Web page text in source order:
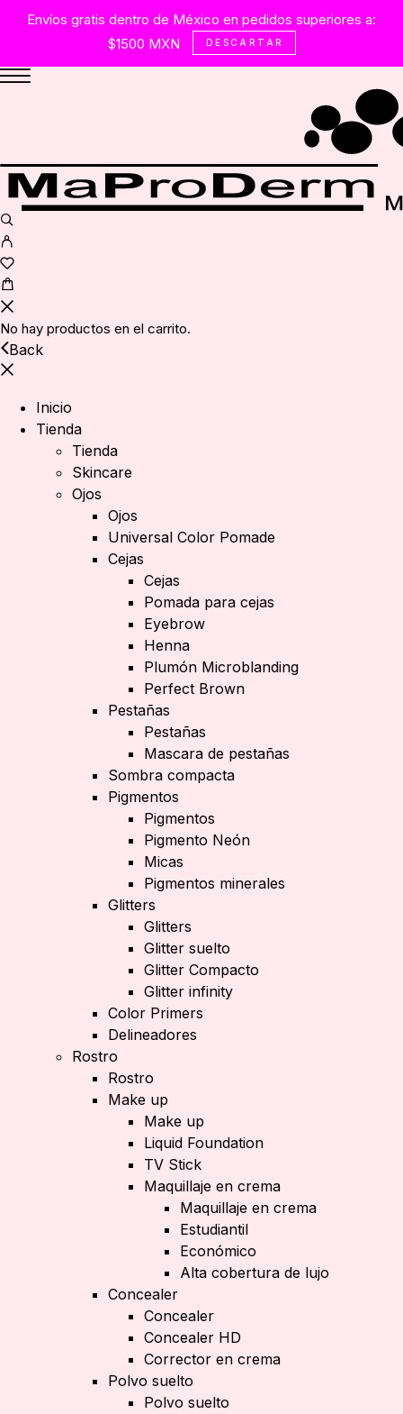
Envíos gratis dentro de México en pedidos superiores a:
$1500 MXN
DESCARTAR
No hay productos en el carrito.
Back
Inicio
Tienda
Tienda
Skincare
Ojos
Ojos
Universal Color Pomade
Cejas
Cejas
Pomada para cejas
Eyebrow
Henna
Plumón Microblanding
Perfect Brown
Pestañas
Pestañas
Mascara de pestañas
Sombra compacta
Pigmentos
Pigmentos
Pigmento Neón
Micas
Pigmentos minerales
Glitters
Glitters
Glitter suelto
Glitter Compacto
Glitter infinity
Color Primers
Delineadores
Rostro
Rostro
Make up
Make up
Liquid Foundation
TV Stick
Maquillaje en crema
Maquillaje en crema
Estudiantil
Económico
Alta cobertura de lujo
Concealer
Concealer
Concealer HD
Corrector en crema
Polvo suelto
Polvo suelto